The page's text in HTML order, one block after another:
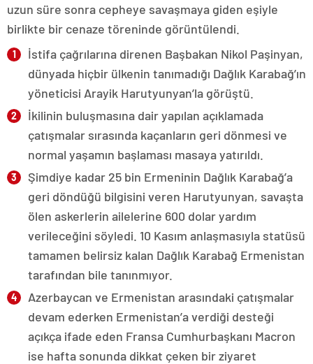
uzun süre sonra cepheye savaşmaya giden eşiyle
birlikte bir cenaze töreninde görüntülendi.
İstifa çağrılarına direnen Başbakan Nikol Paşinyan,
dünyada hiçbir ülkenin tanımadığı Dağlık Karabağ’ın
yöneticisi Arayik Harutyunyan’la görüştü.
İkilinin buluşmasına dair yapılan açıklamada
çatışmalar sırasında kaçanların geri dönmesi ve
normal yaşamın başlaması masaya yatırıldı.
Şimdiye kadar 25 bin Ermeninin Dağlık Karabağ’a
geri döndüğü bilgisini veren Harutyunyan, savaşta
ölen askerlerin ailelerine 600 dolar yardım
verileceğini söyledi. 10 Kasım anlaşmasıyla statüsü
tamamen belirsiz kalan Dağlık Karabağ Ermenistan
tarafından bile tanınmıyor.
Azerbaycan ve Ermenistan arasındaki çatışmalar
devam ederken Ermenistan’a verdiği desteği
açıkça ifade eden Fransa Cumhurbaşkanı Macron
ise hafta sonunda dikkat çeken bir ziyaret